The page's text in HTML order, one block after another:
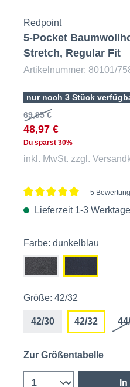
Redpoint
5-Pocket
Stretch, Regular Fit
Artikelnummer: 80101/
nur noch 3 Stück
69,95 €
48,97 €
Du sparst 30%
inkl. MwSt. zzgl.
Durchschnittliche Bewertung von
5
Lieferzeit 1-3
Farbe: dunkelblau
Größe: 42/32
42/30 42/32
Zur Größentabelle